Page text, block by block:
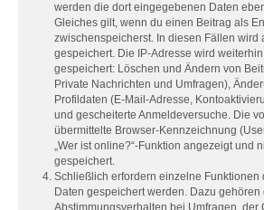
werden die dort eingegebenen Daten
Gleiches gilt, wenn du einen Beitrag als
zwischenspeicherst. In diesen Fällen wird
gespeichert. Die IP-Adresse wird
gespeichert: Löschen und Ändern von
Private Nachrichten und Umfragen),
Profildaten (E-Mail-Adresse,
und gescheiterte Anmeldeversuche. Die
übermittelte Browser-Kennzeichnung
„Wer ist online?“-Funktion angezeigt und
gespeichert.
Schließlich erfordern einzelne Funktionen
Daten gespeichert werden. Dazu gehören
Abstimmungsverhalten bei Umfragen, der